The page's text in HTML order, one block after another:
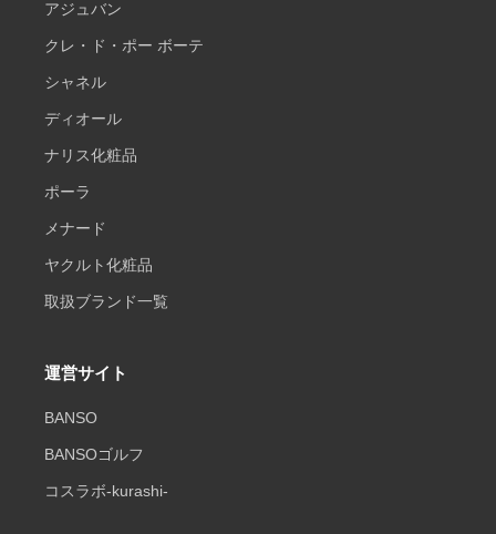
アジュバン
クレ・ド・ポー ボーテ
シャネル
ディオール
ナリス化粧品
ポーラ
メナード
ヤクルト化粧品
取扱ブランド一覧
運営サイト
BANSO
BANSOゴルフ
コスラボ-kurashi-